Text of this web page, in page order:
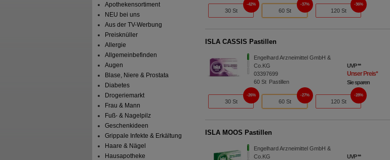
Apothekensortiment
NEU bei uns
Aus der TV-Werbung
Preisknüller
Allergie
Allgemeinbefinden
Augen
Blase, Niere & Prostata
Diabetes
Drogeriemarkt
Frau & Mann
Fuß- & Nagelpilz
Geschenkideen
Grippale Infekte & Erkältung
Haare & Nägel
Hausapotheke
30 St
42%
60 St
37%
120 St
36%
ISLA CASSIS Pastillen
Engelhard Arzneimittel GmbH &
Co.KG
03397699
60St Pastillen
UVP**
Unser Preis*
Sie sparen
30 St
26%
60 St
27%
120 St
28%
ISLA MOOS Pastillen
Engelhard Arzneimittel GmbH &
Co.KG
UVP**